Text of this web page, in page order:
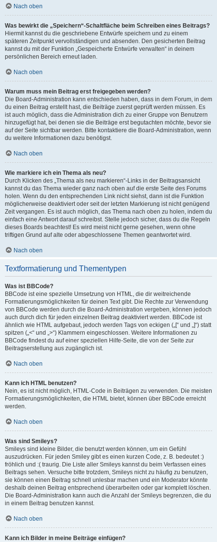
Nach oben
Was bewirkt die „Speichern“-Schaltfläche beim Schreiben eines Beitrags?
Hiermit kannst du die geschriebene Entwürfe speichern und zu einem
späteren Zeitpunkt vervollständigen und absenden. Den gesicherten Beitrag
kannst du mit der Funktion „Gespeicherte Entwürfe verwalten“ in deinem
persönlichen Bereich erneut laden.
Nach oben
Warum muss mein Beitrag erst freigegeben werden?
Die Board-Administration kann entschieden haben, dass in dem Forum, in dem
du einen Beitrag erstellt hast, die Beiträge zuerst geprüft werden müssen. Es
ist auch möglich, dass die Administration dich zu einer Gruppe von Benutzern
hinzugefügt hat, bei denen sie die Beiträge erst begutachten möchte, bevor sie
auf der Seite sichtbar werden. Bitte kontaktiere die Board-Administration, wenn
du weitere Informationen dazu benötigst.
Nach oben
Wie markiere ich ein Thema als neu?
Durch Klicken des „Thema als neu markieren“-Links in der Beitragsansicht
kannst du das Thema wieder ganz nach oben auf die erste Seite des Forums
holen. Wenn du den entsprechenden Link nicht siehst, dann ist die Funktion
möglicherweise deaktiviert oder seit der letzten Markierung ist nicht genügend
Zeit vergangen. Es ist auch möglich, das Thema nach oben zu holen, indem du
einfach eine Antwort darauf schreibst. Stelle jedoch sicher, dass du die Regeln
dieses Boards beachtest! Es wird meist nicht gerne gesehen, wenn ohne
triftigen Grund auf alte oder abgeschlossene Themen geantwortet wird.
Nach oben
Textformatierung und Thementypen
Was ist BBCode?
BBCode ist eine spezielle Umsetzung von HTML, die dir weitreichende
Formatierungsmöglichkeiten für deinen Text gibt. Die Rechte zur Verwendung
von BBCode werden durch die Board-Administration vergeben, können jedoch
auch durch dich für jeden einzelnen Beitrag deaktiviert werden. BBCode ist
ähnlich wie HTML aufgebaut, jedoch werden Tags von eckigen („[“ und „]“) statt
spitzen („<“ und „>“) Klammern eingeschlossen. Weitere Informationen zu
BBCode findest du auf einer speziellen Hilfe-Seite, die von der Seite zur
Beitragserstellung aus zugänglich ist.
Nach oben
Kann ich HTML benutzen?
Nein, es ist nicht möglich, HTML-Code in Beiträgen zu verwenden. Die meisten
Formatierungsmöglichkeiten, die HTML bietet, können über BBCode erreicht
werden.
Nach oben
Was sind Smileys?
Smileys sind kleine Bilder, die benutzt werden können, um ein Gefühl
auszudrücken. Für jeden Smiley gibt es einen kurzen Code, z. B. bedeutet :)
fröhlich und :( traurig. Die Liste aller Smileys kannst du beim Verfassen eines
Beitrags sehen. Versuche bitte trotzdem, Smileys nicht zu häufig zu benutzen,
sie können einen Beitrag schnell unlesbar machen und ein Moderator könnte
deshalb deinen Beitrag entsprechend überarbeiten oder gar komplett löschen.
Die Board-Administration kann auch die Anzahl der Smileys begrenzen, die du
in einem Beitrag benutzen kannst.
Nach oben
Kann ich Bilder in meine Beiträge einfügen?